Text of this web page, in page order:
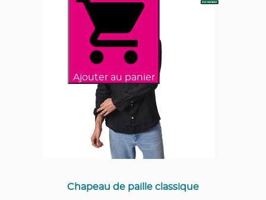
Ajouter au panier
Chapeau de paille classique